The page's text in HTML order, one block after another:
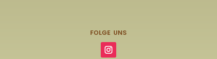
FOLGE UNS